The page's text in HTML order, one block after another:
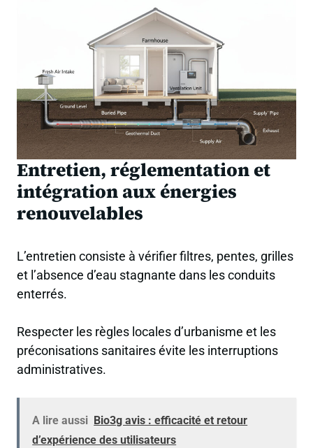
Entretien, réglementation et
intégration aux énergies
renouvelables
L’entretien consiste à vérifier filtres, pentes, grilles
et l’absence d’eau stagnante dans les conduits
enterrés.
Respecter les règles locales d’urbanisme et les
préconisations sanitaires évite les interruptions
administratives.
A lire aussi Bio3g avis : efficacité et retour
d’expérience des utilisateurs